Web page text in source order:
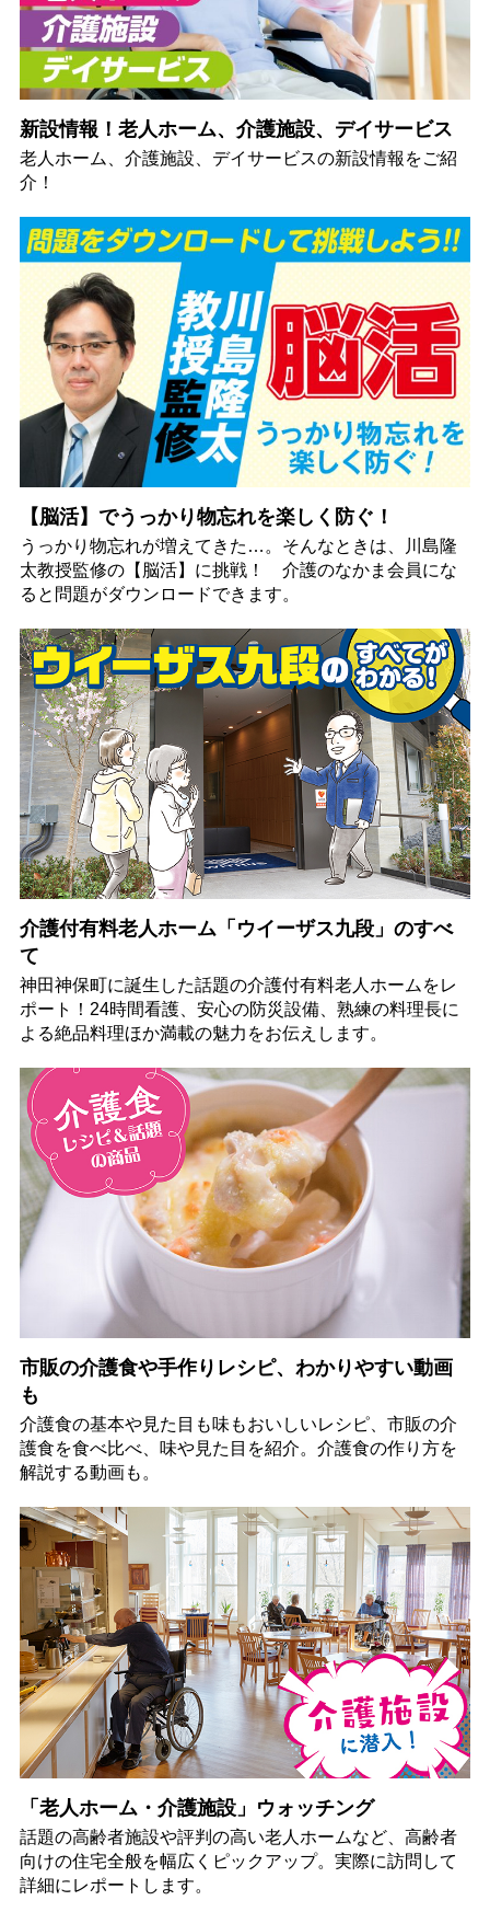
新設情報！老人ホーム、介護施設、デイサービス
老人ホーム、介護施設、デイサービスの新設情報をご紹
介！
【脳活】でうっかり物忘れを楽しく防ぐ！
うっかり物忘れが増えてきた…。そんなときは、川島隆
太教授監修の【脳活】に挑戦！ 介護のなかま会員にな
ると問題がダウンロードできます。
介護付有料老人ホーム「ウイーザス九段」のすべ
て
神田神保町に誕生した話題の介護付有料老人ホームをレ
ポート！24時間看護、安心の防災設備、熟練の料理長に
よる絶品料理ほか満載の魅力をお伝えします。
市販の介護食や手作りレシピ、わかりやすい動画
も
介護食の基本や見た目も味もおいしいレシピ、市販の介
護食を食べ比べ、味や見た目を紹介。介護食の作り方を
解説する動画も。
「老人ホーム・介護施設」ウォッチング
話題の高齢者施設や評判の高い老人ホームなど、高齢者
向けの住宅全般を幅広くピックアップ。実際に訪問して
詳細にレポートします。